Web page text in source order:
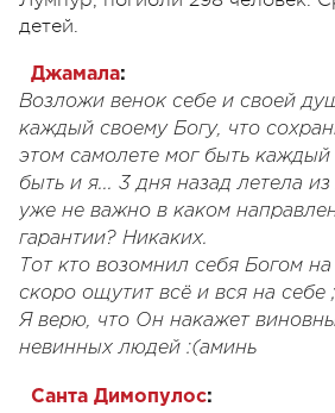
детей.
Джамала:
Возложи венок себе и своей
каждый своему Богу, что
этом самолете мог быть каждый
быть и я... 3 дня назад летела
уже не важно в каком
гарантии? Никаких.
Тот кто возомнил себя Богом
скоро ощутит всё и вся на себе
Я верю, что Он накажет
невинных людей :(аминь
Санта Димопулос: